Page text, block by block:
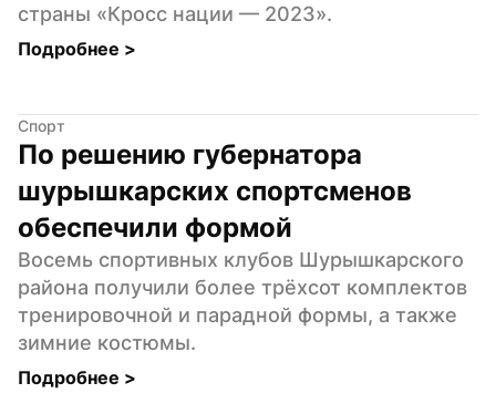
страны «Кросс нации — 2023».
Подробнее >
Спорт
По решению губернатора
шурышкарских спортсменов
обеспечили формой
Восемь спортивных клубов Шурышкарского
района получили более трёхсот комплектов
тренировочной и парадной формы, а также
зимние костюмы.
Подробнее >